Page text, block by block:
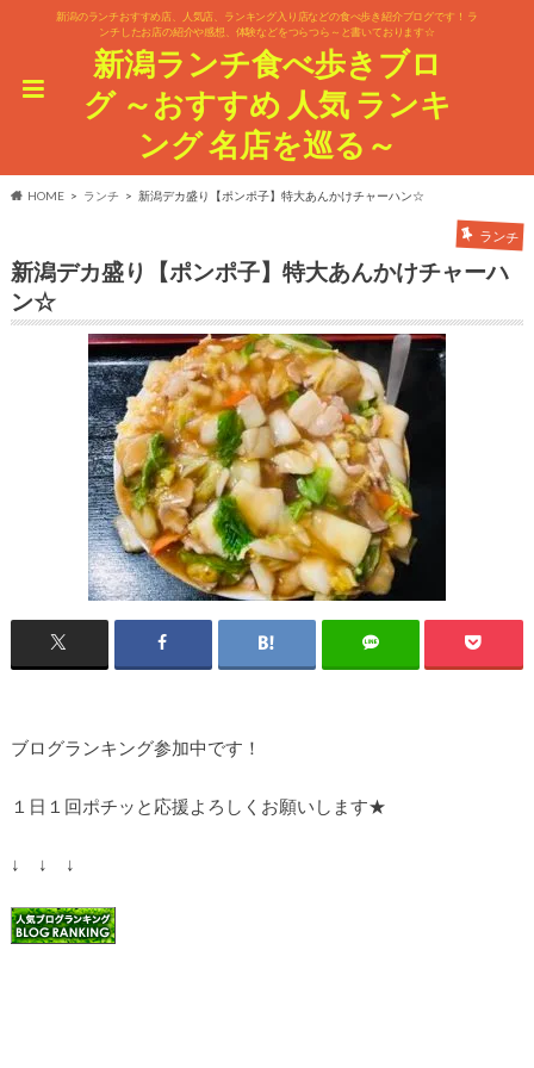
新潟のランチおすすめ店、人気店、ランキング入り店などの食べ歩き紹介ブログです！ ラ
ンチしたお店の紹介や感想、体験などをつらつら～と書いております☆
新潟ランチ食べ歩きブロ
グ ～おすすめ 人気 ランキ
ング 名店を巡る～
HOME ランチ 新潟デカ盛り【ポンポ子】特大あんかけチャーハン☆
ランチ
新潟デカ盛り【ポンポ子】特大あんかけチャーハ
ン☆
ブログランキング参加中です！
１日１回ポチッと応援よろしくお願いします★
↓ ↓ ↓